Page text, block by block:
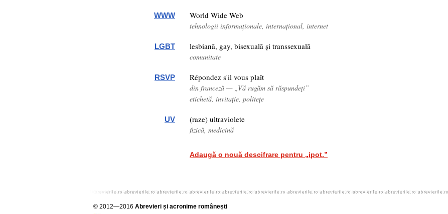
WWW World Wide Web
tehnologii informaționale, internațional, internet
LGBT lesbiană, gay, bisexuală și transsexuală
comunitate
RSVP Répondez s'il vous plaît
din franceză — „Vă rugăm să răspundeţi”
etichetă, invitație, politețe
UV (raze) ultraviolete
fizică, medicină
Adaugă o nouă descifrare pentru „ipot.”
© 2012—2016 Abrevieri și acronime românești